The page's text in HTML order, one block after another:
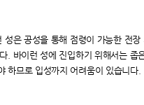
성은 공성을 통해 점령이 가능한 전장
. 바이런 성에 진입하기 위해서는 좁
하므로 입성까지 어려움이 있습니다.